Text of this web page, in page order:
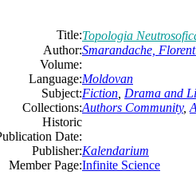
Title:Topologia
Author:Smarandache,
Volume:
Language:Moldovan
Subject:Fiction Drama and
Collections:Authors Community,
Historic
Date:
Publisher:Kalendarium
Member Page:Infinite Science